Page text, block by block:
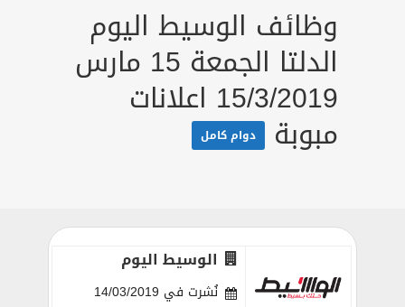
وظائف الوسيط اليوم
الدلتا الجمعة 15 مارس
15/3/2019 اعلانات
مبوبة دوام كامل
الوسيط اليوم
نُشرت في 14/03/2019